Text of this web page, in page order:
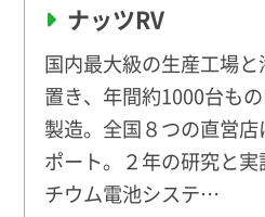
ナッツRV
国内最大級の生産工場
置き、年間約1000台も
製造。全国８つの直営
ポート。２年の研究と
チウム電池システ…